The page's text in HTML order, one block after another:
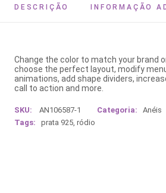
DESCRIÇÃO INFORMAÇÃO
Change the color to match your brand
choose the perfect layout, modify
animations, add shape dividers,
call to action and more.
SKU: AN106587-1 Categoria:
Anéis
Tags:
prata 925, ródio